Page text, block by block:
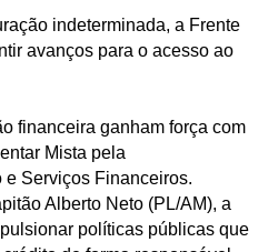
indeterminada, a Frente
avanços para o acesso ao
financeira ganham força com
Mista pela
e Serviços Financeiros.
Alberto Neto (PL/AM), a
políticas públicas que